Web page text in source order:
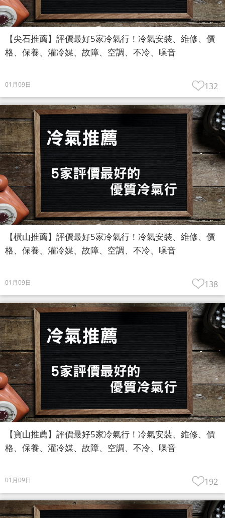
【尖石推薦】評價最好5家冷氣行！冷氣安裝、維修、價
格、保養、灌冷媒、故障、空調、不冷、噪音
01月09日 132
【橫山推薦】評價最好5家冷氣行！冷氣安裝、維修、價
格、保養、灌冷媒、故障、空調、不冷、噪音
01月09日 138
【寶山推薦】評價最好5家冷氣行！冷氣安裝、維修、價
格、保養、灌冷媒、故障、空調、不冷、噪音
01月09日 192